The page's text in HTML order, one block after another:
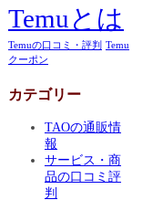
Temuとは
Temuの口コミ・評判 Temu
クーポン
カテゴリー
TAOの通販情
報
サービス・商
品の口コミ評
判